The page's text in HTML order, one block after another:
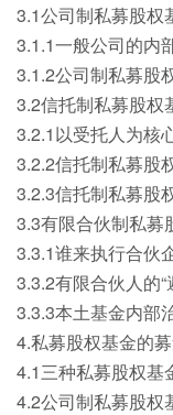
3.1公司制私募股权
3.1.1一般公司的内
3.1.2公司制私募股
3.2信托制私募股权
3.2.1以受托人为核
3.2.2信托制私募股
3.2.3信托制私募股
3.3有限合伙制私募
3.3.1谁来执行合伙
3.3.2有限合伙人的“
3.3.3本土基金内部
4.私募股权基金的
4.1三种私募股权基
4.2公司制私募股权